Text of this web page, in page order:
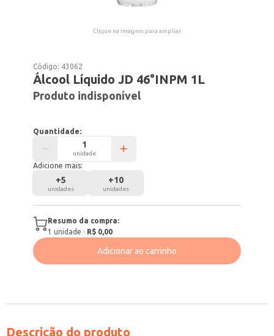
Clique na imagem para ampliar.
Código: 43062
Álcool Líquido JD 46°INPM 1L
Produto indisponível
Quantidade:
unidade
Adicione mais:
+5
unidades
+10
unidades
Resumo da compra:
1 unidade · R$ 0,00
Adicionar ao carrinho
Descrição do produto